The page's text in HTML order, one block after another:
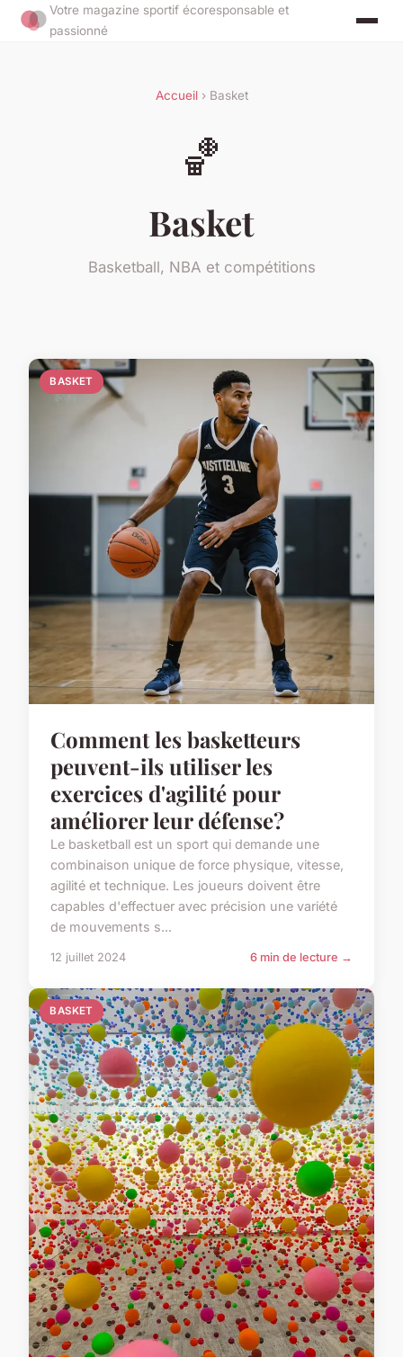
Votre magazine sportif écoresponsable et
passionné
Accueil› Basket
🏀
Basket
Basketball, NBA et compétitions
BASKET
Comment les basketteurs
peuvent-ils utiliser les
exercices d'agilité pour
améliorer leur défense?
Le basketball est un sport qui demande une
combinaison unique de force physique, vitesse,
agilité et technique. Les joueurs doivent être
capables d'effectuer avec précision une variété
de mouvements s...
12 juillet 2024 6 min de lecture →
BASKET